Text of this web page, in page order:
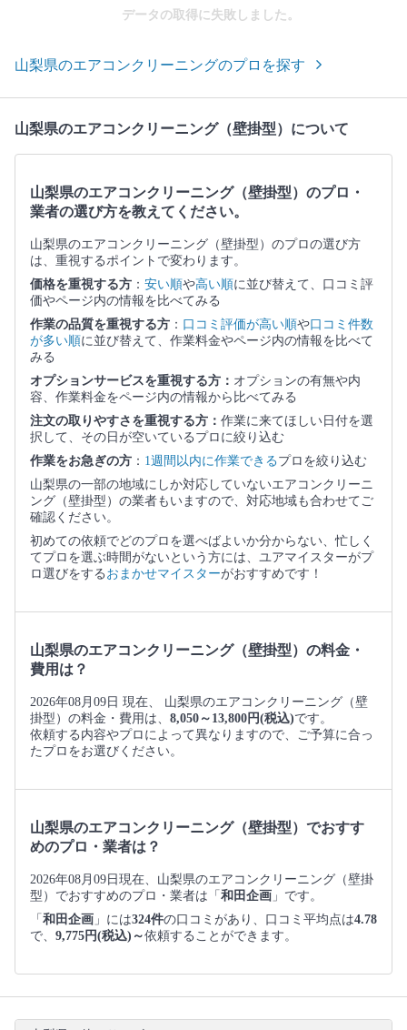
データの取得に失敗しました。
山梨県のエアコンクリーニングのプロを探す
山梨県のエアコンクリーニング（壁掛型）について
山梨県のエアコンクリーニング（壁掛型）のプロ・
業者の選び方を教えてください。
山梨県のエアコンクリーニング（壁掛型）のプロの選び方
は、重視するポイントで変わります。
価格を重視する方 ： 安い順や高い順に並び替えて、口コミ評
価やページ内の情報を比べてみる
作業の品質を重視する方 ： 口コミ評価が高い順や口コミ件数
が多い順に並び替えて、作業料金やページ内の情報を比べて
みる
オプションサービスを重視する方： オプションの有無や内
容、作業料金をページ内の情報から比べてみる
注文の取りやすさを重視する方： 作業に来てほしい日付を選
択して、その日が空いているプロに絞り込む
作業をお急ぎの方 ： 1週間以内に作業できるプロを絞り込む
山梨県の一部の地域にしか対応していないエアコンクリーニ
ング（壁掛型）の業者もいますので、対応地域も合わせてご
確認ください。
初めての依頼でどのプロを選べばよいか分からない、忙しく
てプロを選ぶ時間がないという方には、ユアマイスターがプ
ロ選びをする おまかせマイスターがおすすめです！
山梨県のエアコンクリーニング（壁掛型）の料金・
費用は？
2026年08月09日 現在、 山梨県のエアコンクリーニング（壁
掛型）の料金・費用は、 8,050～13,800円(税込)です。
依頼する内容やプロによって異なりますので、ご予算に合っ
たプロをお選びください。
山梨県のエアコンクリーニング（壁掛型）でおすす
めのプロ・業者は？
2026年08月09日現在、山梨県のエアコンクリーニング（壁掛
型）でおすすめのプロ・業者は「 和田企画 」です。
「 和田企画 」には324件の口コミがあり、口コミ平均点は4.78
で、 9,775円(税込)～依頼することができます。